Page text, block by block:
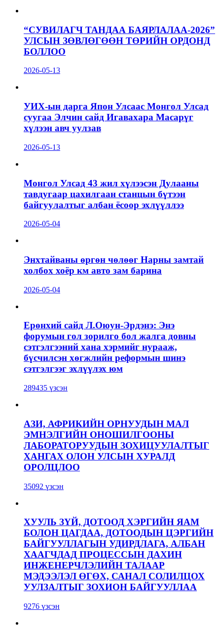
“СУВИЛАГЧ ТАНДАА БАЯРЛАЛАА-2026”
УЛСЫН ЗӨВЛӨГӨӨН ТӨРИЙН ОРДОНД
БОЛЛОО
2026-05-13
УИХ-ын дарга Япон Улсаас Монгол Улсад
суугаа Элчин сайд Игавахара Масарүг
хүлээн авч уулзав
2026-05-13
Монгол Улсад 43 жил хүлээсэн Дулааны
тавдугаар цахилгаан станцын бүтээн
байгуулалтыг албан ёсоор эхлүүллээ
2026-05-04
Энхтайваны өргөн чөлөөг Нарны замтай
холбох хоёр км авто зам барина
2026-05-04
Ерөнхий сайд Л.Оюун-Эрдэнэ: Энэ
форумын гол зорилго бол жалга довны
сэтгэлгээний хана хэрмийг нурааж,
бүсчилсэн хөгжлийн реформын шинэ
сэтгэлгээг эхлүүлэх юм
289435 үзсэн
АЗИ, АФРИКИЙН ОРНУУДЫН МАЛ
ЭМНЭЛГИЙН ОНОШИЛГООНЫ
ЛАБОРАТОРУУДЫН ЗОХИЦУУЛАЛТЫГ
ХАНГАХ ОЛОН УЛСЫН ХУРАЛД
ОРОЛЦЛОО
35092 үзсэн
ХУУЛЬ ЗҮЙ, ДОТООД ХЭРГИЙН ЯАМ
БОЛОН ЦАГДАА, ДОТООДЫН ЦЭРГИЙН
БАЙГУУЛЛАГЫН УДИРДЛАГА, АЛБАН
ХААГЧДАД ПРОЦЕССЫН ДАХИН
ИНЖЕНЕРЧЛЭЛИЙН ТАЛААР
МЭДЭЭЛЭЛ ӨГӨХ, САНАЛ СОЛИЛЦОХ
УУЛЗАЛТЫГ ЗОХИОН БАЙГУУЛЛАА
9276 үзсэн